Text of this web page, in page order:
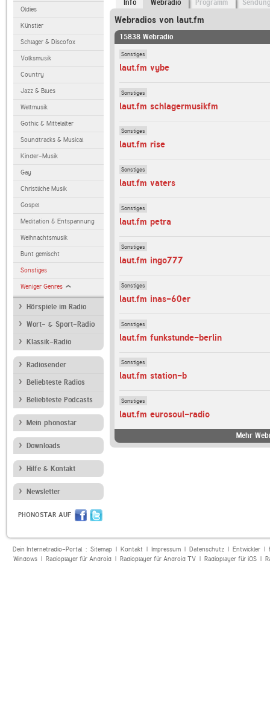
Oldies
Künstler
Schlager & Discofox
Volksmusik
Country
Jazz & Blues
Weltmusik
Gothic & Mittelalter
Soundtracks & Musical
Kinder-Musik
Gay
Christliche Musik
Gospel
Meditation & Entspannung
Weihnachtsmusik
Bunt gemischt
Sonstiges
Weniger Genres
Hörspiele im Radio
Wort- & Sport-Radio
Klassik-Radio
Radiosender
Beliebteste Radios
Beliebteste Podcasts
Mein phonostar
Downloads
Hilfe & Kontakt
Newsletter
PHONOSTAR AUF
Info Webradio Programm
Webradios von laut.fm
15838 Webradio
Sonstiges
laut.fm vybe
Sonstiges
laut.fm schlagermusikfm
Sonstiges
laut.fm rise
Sonstiges
laut.fm vaters
Sonstiges
laut.fm petra
Sonstiges
laut.fm ingo777
Sonstiges
laut.fm inas-60er
Sonstiges
laut.fm funkstunde-berlin
Sonstiges
laut.fm station-b
Sonstiges
laut.fm eurosoul-radio
Mehr
Dein Internetradio-Portal : Sitemap| Kontakt| Impressum| Datenschutz| Entwickler|
Windows| Radioplayer für Android| Radioplayer für Android TV| Radioplayer für iOS|